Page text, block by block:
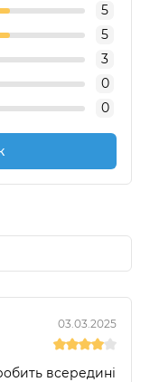
5
5
3
0
0
03.03.2025
всередині